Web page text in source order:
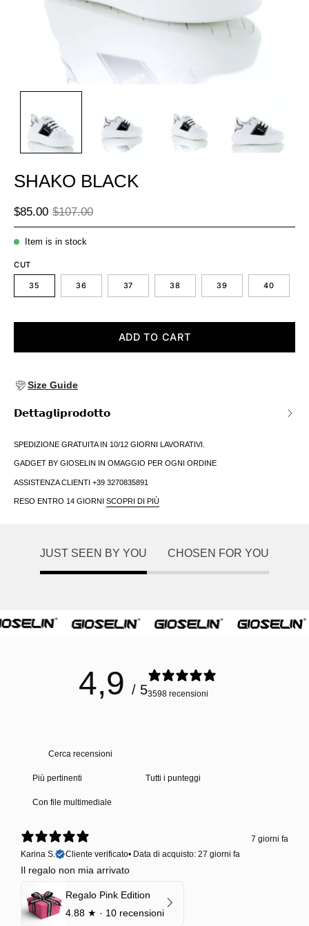
SHAKO BLACK
$85.00 $107.00
Item is in stock
CUT
35 36 37 38 39 40
ADD TO CART
Size Guide
𝗗𝗲𝘁𝘁𝗮𝗴𝗹𝗶𝗽𝗿𝗼𝗱𝗼𝘁𝘁𝗼
SPEDIZIONE GRATUITA IN 10/12 GIORNI LAVORATIVI.
GADGET BY GIOSELIN IN OMAGGIO PER OGNI ORDINE
ASSISTENZA CLIENTI +39 3270835891
RESO ENTRO 14 GIORNI SCOPRI DI PIÙ
JUST SEEN BY YOU CHOSEN FOR YOU
4,9 / 53598 recensioni
Con file multimediale
7 giorni fa
Karina S.
Cliente verificato• Data di acquisto: 27 giorni fa
Il regalo non mia arrivato
Regalo Pink Edition
4.88 ★ · 10 recensioni